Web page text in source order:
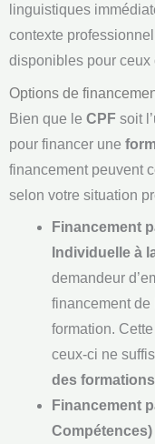
linguistiques
contexte
disponibles pour ceux
Options de
Bien que le CPF soit
pour financer une
financement peuvent
selon votre situation
Financement
Individuelle à
demandeur
financement de
formation.
ceux-ci ne
des formations
Financement
Compétences)